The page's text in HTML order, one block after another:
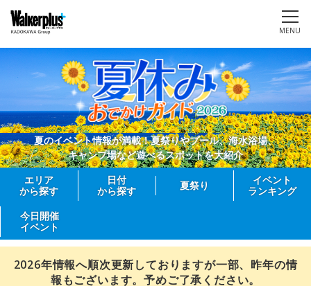
MENU
夏のイベント情報が満載！夏祭りやプール、海水浴場、
キャンプ場など遊べるスポットを大紹介
エリア
から探す
日付
から探す
夏祭り
イベント
ランキング
今日開催
イベント
2026年情報へ順次更新しておりますが一部、昨年の情
報もございます。予めご了承ください。